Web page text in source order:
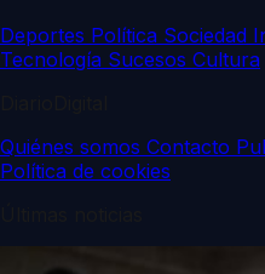
Deportes Política Sociedad
Tecnología Sucesos Cultura
Quiénes somos Contacto
Política de cookies